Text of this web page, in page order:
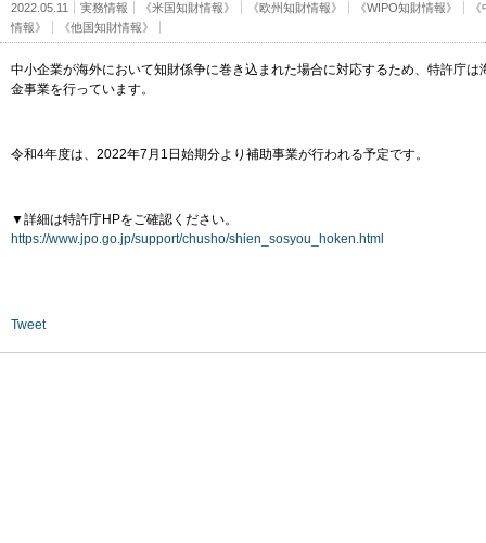
2022.05.11 実務情報 《米国知財情報》 《欧州知財情報》 《WIPO知財情報》
情報》
《他国知財情報》
中小企業が海外において知財係争に巻き込まれた場合に対応するため、特許庁
金事業を行っています。
令和4年度は、2022年7月1日始期分より補助事業が行われる予定です。
▼詳細は特許庁HPをご確認ください。
https://www.jpo.go.jp/support/chusho/shien_sosyou_hoken.html
Tweet